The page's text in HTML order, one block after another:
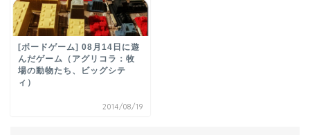
[ボードゲーム] 08月14日に遊
んだゲーム（アグリコラ：牧
場の動物たち、ビッグシテ
ィ）
2014/08/19